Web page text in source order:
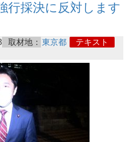
行採決に反対します
取材地： 東京都
テキスト